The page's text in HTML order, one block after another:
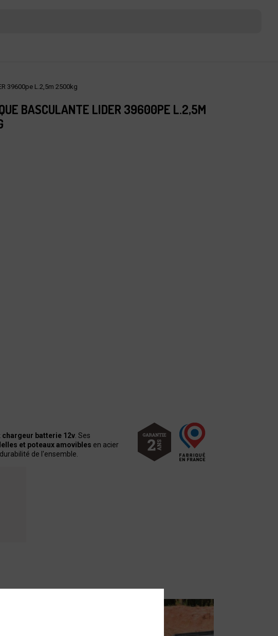
39600pe L.2,5m 2500kg
BASCULANTE LIDER 39600PE L.2,5M
batterie 12v. Ses
et poteaux amovibles en acier
de l'ensemble.